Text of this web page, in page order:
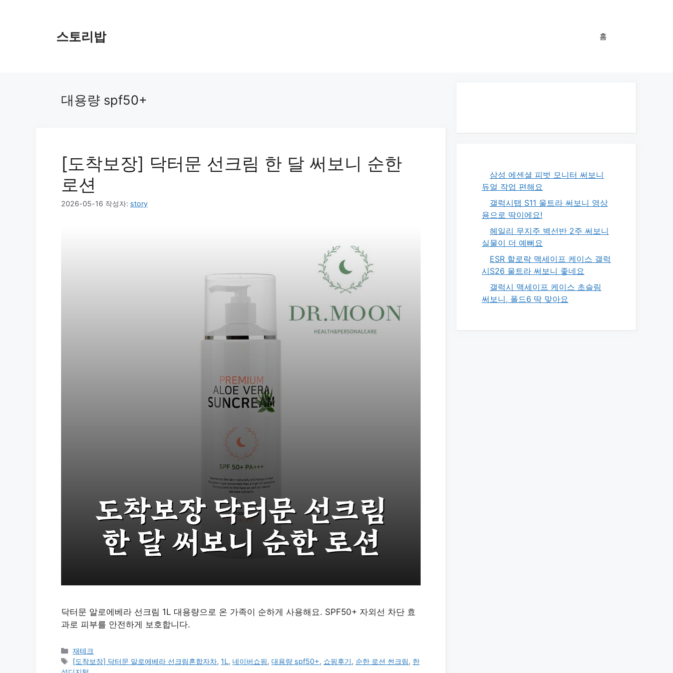
스토리밥 홈
대용량 spf50+
[도착보장] 닥터문 선크림 한 달 써보니 순한
로션
2026-05-16 작성자: story
닥터문 알로에베라 선크림 1L 대용량으로 온 가족이 순하게 사용해요. SPF50+ 자외선 차단 효
과로 피부를 안전하게 보호합니다.
카
테
재테크
태
[도착보장] 닥터문 알로에베라 선크림혼합자차, 1L, 네이버쇼핑,대용량 spf50+, 쇼핑후기, 순한 로션 썬크림, 한
삼성 에센셜 피벗 모니터 써보니
듀얼 작업 편해요
갤럭시탭 S11 울트라 써보니 영상
용으로 딱이에요!
헤일리 무지주 벽선반 2주 써보니
실물이 더 예뻐요
ESR 할로락 맥세이프 케이스 갤럭
시S26 울트라 써보니 좋네요
갤럭시 맥세이프 케이스 초슬림
써보니, 폴드6 딱 맞아요